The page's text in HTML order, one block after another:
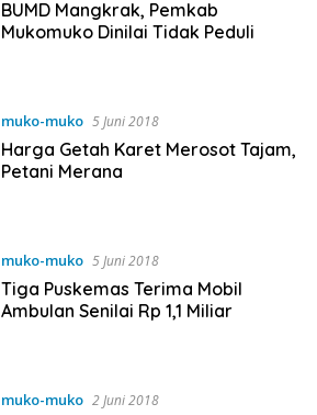
BUMD Mangkrak, Pemkab
Mukomuko Dinilai Tidak Peduli
muko-muko 5 Juni 2018
Harga Getah Karet Merosot Tajam,
Petani Merana
muko-muko 5 Juni 2018
Tiga Puskemas Terima Mobil
Ambulan Senilai Rp 1,1 Miliar
muko-muko 2 Juni 2018